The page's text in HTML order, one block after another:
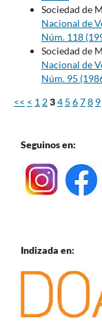
Sociedad de
Nacional de
Núm. 118
Sociedad de
Nacional de
Núm. 95
<< < 1 234 5 678 9
Seguinos en:
Indizada en: